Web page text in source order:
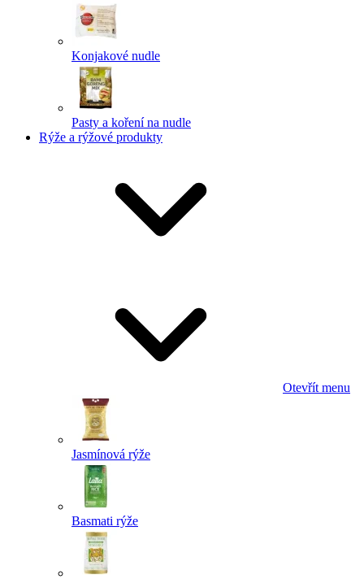
Konjakové nudle
Pasty a koření na nudle
Rýže a rýžové produkty
Otevřít menu
Jasmínová rýže
Basmati rýže